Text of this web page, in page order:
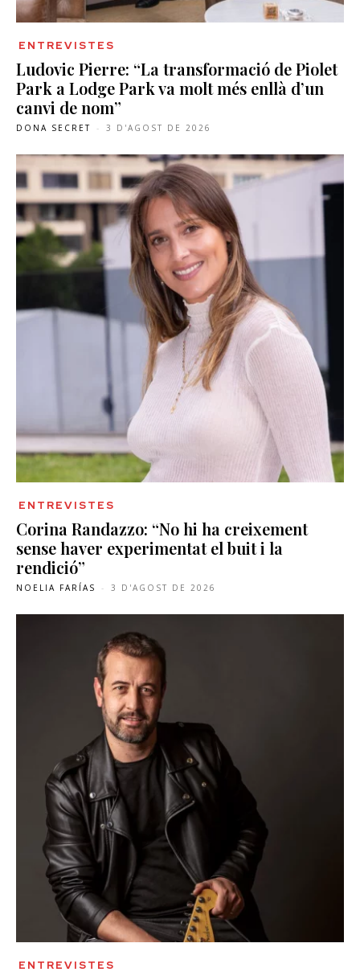
ENTREVISTES
Ludovic Pierre: “La transformació de Piolet
Park a Lodge Park va molt més enllà d’un
canvi de nom”
DONA SECRET - 3 D'AGOST DE 2026
ENTREVISTES
Corina Randazzo: “No hi ha creixement
sense haver experimentat el buit i la
rendició”
NOELIA FARÍAS - 3 D'AGOST DE 2026
ENTREVISTES